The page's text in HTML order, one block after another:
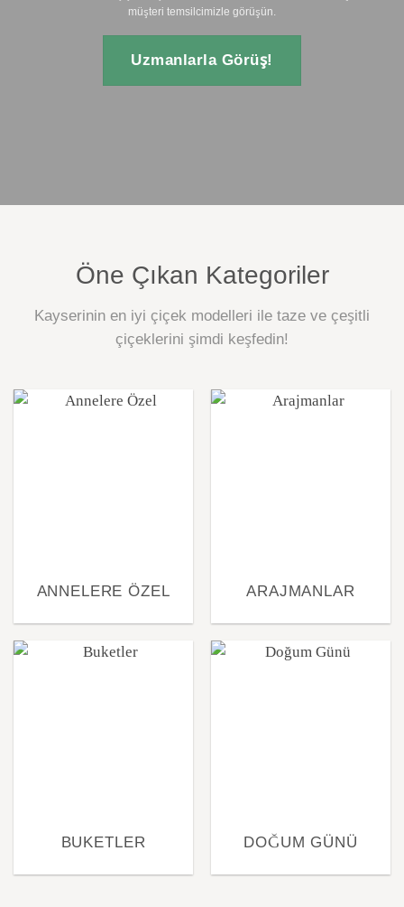
müşteri temsilcimizle görüşün.
Uzmanlarla Görüş!
Öne Çıkan Kategoriler
Kayserinin en iyi çiçek modelleri ile taze ve çeşitli
çiçeklerini şimdi keşfedin!
ANNELERE ÖZEL ARAJMANLAR
BUKETLER DOĞUM GÜNÜ